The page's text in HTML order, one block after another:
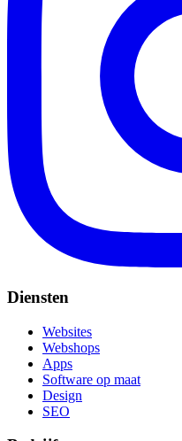
Diensten
Websites
Webshops
Apps
Software op maat
Design
SEO